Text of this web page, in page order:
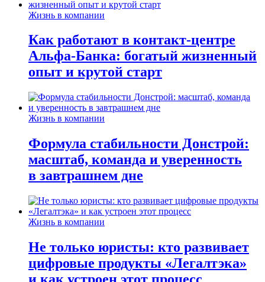
Жизнь в компании
Как работают в контакт-центре
Альфа-Банка: богатый жизненный
опыт и крутой старт
Жизнь в компании
Формула стабильности Донстрой:
масштаб, команда и уверенность
в завтрашнем дне
Жизнь в компании
Не только юристы: кто развивает
цифровые продукты «Легалтэка»